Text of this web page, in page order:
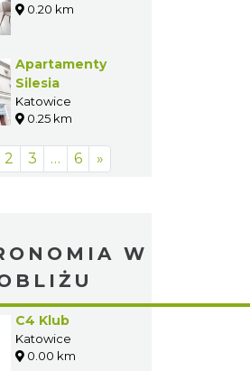
0.20 km
Apartamenty
Silesia
Katowice
0.25 km
2 3 … 6 »
W
C4 Klub
Katowice
0.00 km